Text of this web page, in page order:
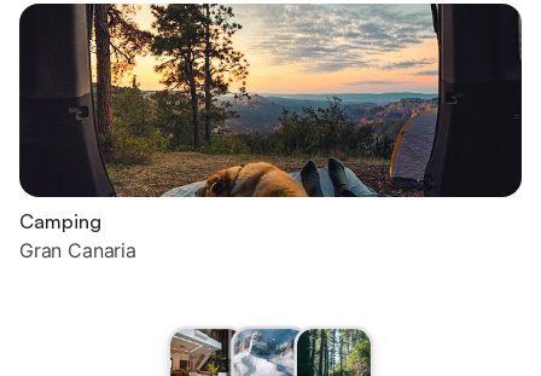
Camping
Gran Canaria